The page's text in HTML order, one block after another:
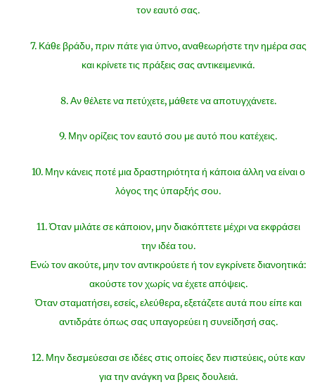
τον εαυτό σας.
7. Κάθε βράδυ, πριν πάτε για ύπνο, αναθεωρήστε την ημέρα σας
και κρίνετε τις πράξεις σας αντικειμενικά.
8. Αν θέλετε να πετύχετε, μάθετε να αποτυγχάνετε.
9. Μην ορίζεις τον εαυτό σου με αυτό που κατέχεις.
10. Μην κάνεις ποτέ μια δραστηριότητα ή κάποια άλλη να είναι ο
λόγος της ύπαρξής σου.
11. Όταν μιλάτε σε κάποιον, μην διακόπτετε μέχρι να εκφράσει
την ιδέα του.
Ενώ τον ακούτε, μην τον αντικρούετε ή τον εγκρίνετε διανοητικά:
ακούστε τον χωρίς να έχετε απόψεις.
Όταν σταματήσει, εσείς, ελεύθερα, εξετάζετε αυτά που είπε και
αντιδράτε όπως σας υπαγορεύει η συνείδησή σας.
12. Μην δεσμεύεσαι σε ιδέες στις οποίες δεν πιστεύεις, ούτε καν
για την ανάγκη να βρεις δουλειά.